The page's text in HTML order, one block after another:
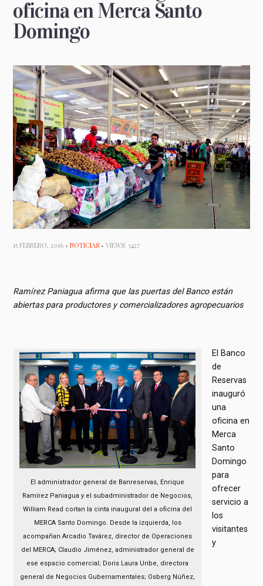
oficina en Merca Santo
Domingo
15 FEBRERO, 2016 •NOTICIAS • VIEWS: 3427
Ramírez Paniagua afirma que las puertas del Banco están
abiertas para productores y comercializadores agropecuarios
El administrador general de Banreservas, Enrique
Ramírez Paniagua y el subadministrador de Negocios,
William Read cortan la cinta inaugural del a oficina del
MERCA Santo Domingo. Desde la izquierda, los
acompañan Arcadio Tavárez, director de Operaciones
del MERCA; Claudio Jiménez, administrador general de
ese espacio comercial; Doris Laura Uribe, directora
general de Negocios Gubernamentales; Osberg Núñez,
El Banco
de
Reservas
inauguró
una
oficina en
Merca
Santo
Domingo
para
ofrecer
servicio a
los
visitantes
y